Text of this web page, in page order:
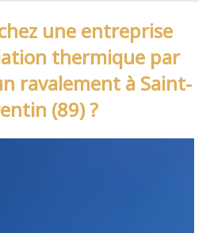
une entreprise
thermique par
ravalement à Saint-
(89) ?